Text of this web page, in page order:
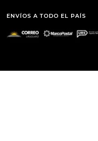
ENVÍOS A TODO EL PAÍS